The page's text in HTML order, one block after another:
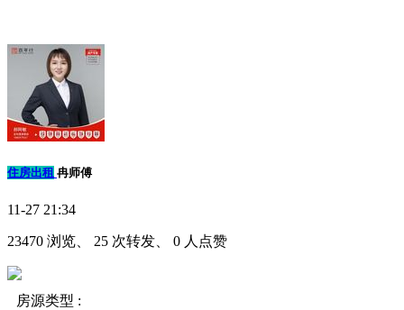
住房出租 冉师傅
11-27 21:34
23470 浏览、 25 次转发、 0 人点赞
房源类型 :